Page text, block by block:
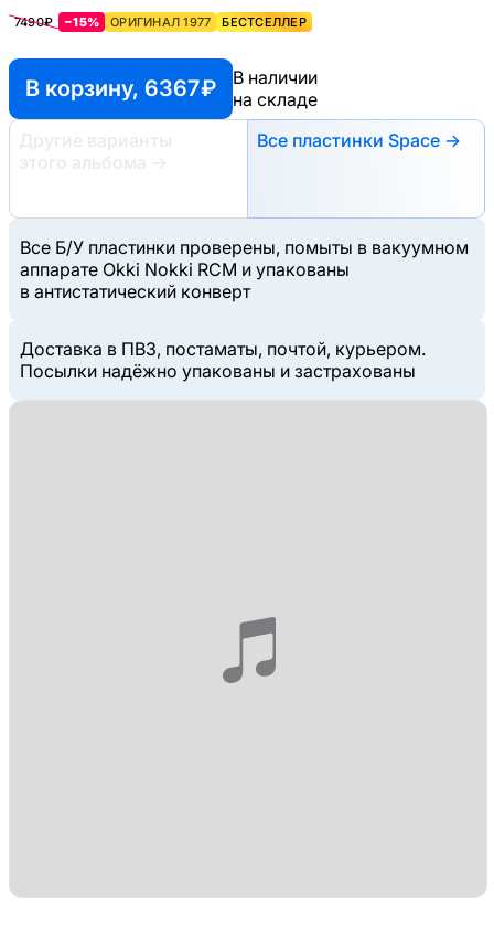
7490₽ −15% ОРИГИНАЛ 1977 БЕСТСЕЛЛЕР
В корзину, 6367 ₽
В наличии
на складе
Другие варианты
этого альбома
→
Все пластинки Space →
Все Б/У пластинки проверены, помыты в вакуумном
аппарате Okki Nokki RCM и упакованы
в антистатический конверт
Доставка в ПВЗ, постаматы, почтой, курьером.
Посылки надёжно упакованы и застрахованы